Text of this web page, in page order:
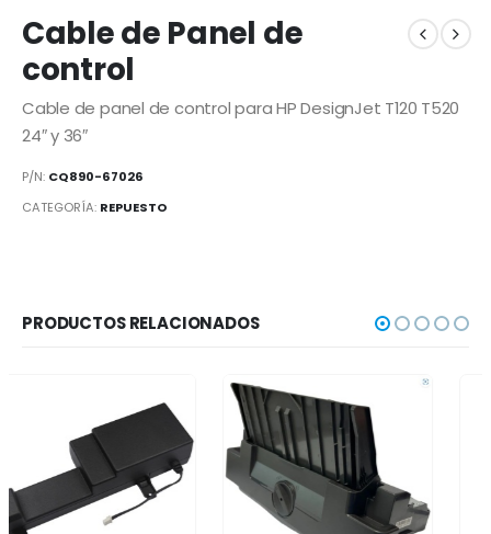
Cable de Panel de
control
Cable de panel de control para HP DesignJet T120 T520
24″ y 36″
P/N: CQ890-67026
CATEGORÍA: REPUESTO
PRODUCTOS RELACIONADOS